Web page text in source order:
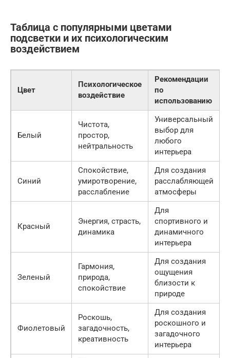
Таблица с популярными цветами
подсветки и их психологическим
воздействием
Цвет
Психологическое
воздействие
Рекомендации
по
использованию
Белый
Чистота,
простор,
нейтральность
Универсальный
выбор для
любого
интерьера
Синий
Спокойствие,
умиротворение,
расслабление
Для создания
расслабляющей
атмосферы
Красный
Энергия, страсть,
динамика
Для
спортивного и
динамичного
интерьера
Зеленый
Гармония,
природа,
спокойствие
Для создания
ощущения
близости к
природе
Фиолетовый
Роскошь,
загадочность,
креативность
Для создания
роскошного и
загадочного
интерьера